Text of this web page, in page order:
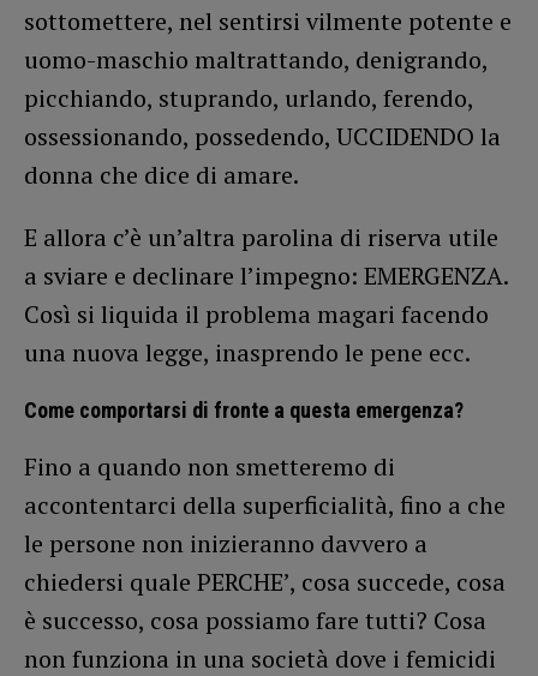
sottomettere, nel sentirsi vilmente potente e
uomo-maschio maltrattando, denigrando,
picchiando, stuprando, urlando, ferendo,
ossessionando, possedendo, UCCIDENDO la
donna che dice di amare.
E allora c’è un’altra parolina di riserva utile
a sviare e declinare l’impegno: EMERGENZA.
Così si liquida il problema magari facendo
una nuova legge, inasprendo le pene ecc.
Come comportarsi di fronte a questa emergenza?
Fino a quando non smetteremo di
accontentarci della superficialità, fino a che
le persone non inizieranno davvero a
chiedersi quale PERCHE’, cosa succede, cosa
è successo, cosa possiamo fare tutti? Cosa
non funziona in una società dove i femicidi